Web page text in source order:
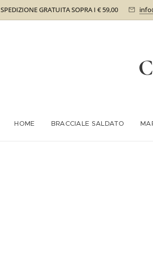
SPEDIZIONE GRATUITA SOPRA I € 59,00
HOME BRACCIALE SALDATO